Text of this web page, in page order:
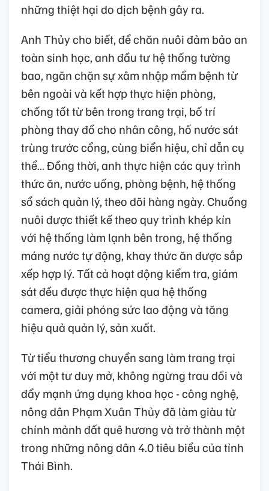
những thiệt hại do dịch bệnh gây ra.
Anh Thủy cho biết, để chăn nuôi đảm bảo an
toàn sinh học, anh đầu tư hệ thống tường
bao, ngăn chặn sự xâm nhập mầm bệnh từ
bên ngoài và kết hợp thực hiện phòng,
chống tốt từ bên trong trang trại, bố trí
phòng thay đồ cho nhân công, hố nước sát
trùng trước cổng, cùng biển hiệu, chỉ dẫn cụ
thể… Đồng thời, anh thực hiện các quy trình
thức ăn, nước uống, phòng bệnh, hệ thống
sổ sách quản lý, theo dõi hàng ngày. Chuồng
nuôi được thiết kế theo quy trình khép kín
với hệ thống làm lạnh bên trong, hệ thống
máng nước tự động, khay thức ăn được sắp
xếp hợp lý. Tất cả hoạt động kiểm tra, giám
sát đều được thực hiện qua hệ thống
camera, giải phóng sức lao động và tăng
hiệu quả quản lý, sản xuất.
Từ tiểu thương chuyển sang làm trang trại
với một tư duy mở, không ngừng trau dồi và
đẩy mạnh ứng dụng khoa học - công nghệ,
nông dân Phạm Xuân Thủy đã làm giàu từ
chính mảnh đất quê hương và trở thành một
trong những nông dân 4.0 tiêu biểu của tỉnh
Thái Bình.